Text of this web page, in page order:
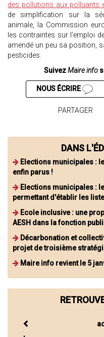
des pollutions aux polluants
de simplification sur la
animale, la Commission
les contraintes sur l’emploi
amendé un peu sa position,
pesticides.
SuivezMaire info
NOUS ÉCRIRE
PARTAGER
DANS
Elections municipales :
enfin parus !
Elections municipales :
permettant d'établir les
Ecole inclusive : une
AESH dans la fonction
Décarbonation et
projet de troisième
Maire info revient le 5